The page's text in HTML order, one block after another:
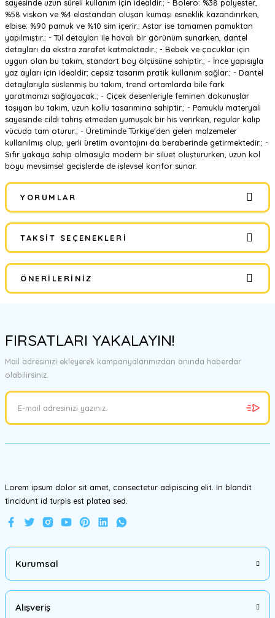
sayesinde uzun süreli kullanım için idealdir.; - Bolero: %38 polyester,
%58 viskon ve %4 elastandan oluşan kumaşı esneklik kazandırırken,
elbise: %90 pamuk ve %10 sim içerir.; Astar ise tamamen pamuktan
yapılmıştır.; - Tül detayları ile havalı bir görünüm sunarken, dantel
detayları da ekstra zarafet katmaktadır.; - Bebek ve çocuklar için
uygun olan bu takım, standart boy ölçüsüne sahiptir.; - İnce yapısıyla
yaz ayları için idealdir; cepsiz tasarım pratik kullanım sağlar.; - Dantel
detaylarıyla süslenmiş bu takım, trend ortamlarda bile fark
yaratmanızı sağlayacak.; - Çiçek desenleriyle feminen dokunuşlar
taşıyan bu takım, uzun kollu tasarımına sahiptir.; - Pamuklu materyali
sayesinde cildi tahriş etmeden yumuşak bir his verirken, regular kalıp
vücuda tam oturur.; - Üretiminde Türkiye'den gelen malzemeler
kullanılmış olup, yerli üretim avantajını da beraberinde getirmektedir.; -
Sıfır yakaya sahip olmasıyla modern bir siluet oluştururken, uzun kol
boyu mevsimsel geçişlerde de işlevsel konfor sunar.
YORUMLAR
Bu ürüne ilk yorumu siz yapın!
Yorum Yaz
TAKSIT SEÇENEKLERI
ÖNERILERINIZ
tarafımıza iletebilirsiniz.
Görüş ve önerileriniz için teşekkür ederiz.
Ürün resmi kalitesiz, bozuk veya görüntülenemiyor.
Ürün bilgilerinde hatalar bulunuyor.
FIRSATLARI YAKALAYIN!
Mail adresinizi ekleyerek kampanyalarımızdan anında haberdar
olabilirsiniz.
Lorem ipsum dolor sit amet, consectetur adipiscing elit. In blandit
tincidunt id turpis est platea sed.
Kurumsal
Alışveriş